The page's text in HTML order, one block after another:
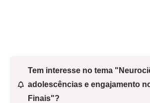
Tem interesse no tema
adolescências e engajamento
Finais"?